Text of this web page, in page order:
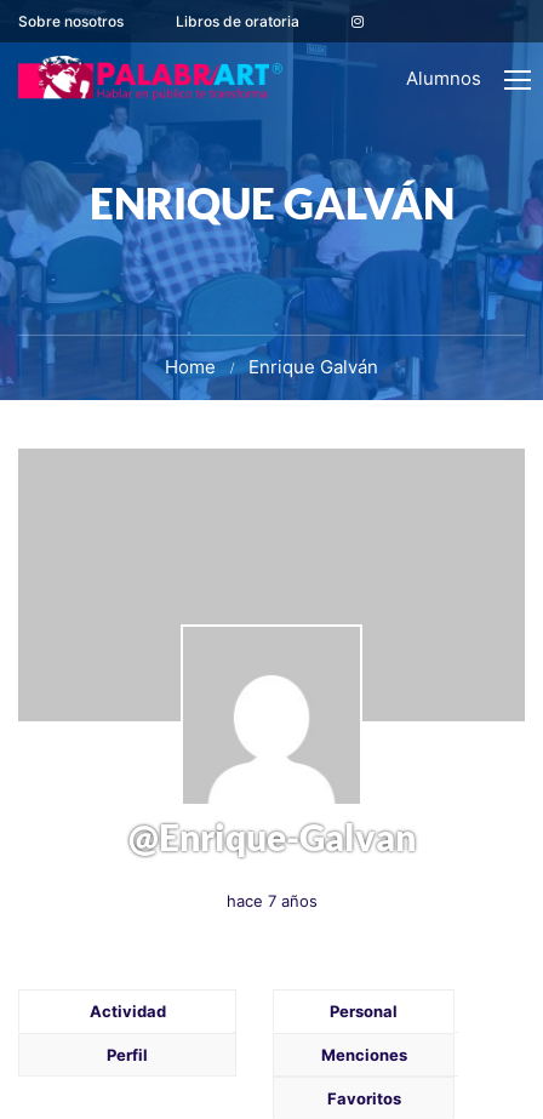
Sobre nosotros Libros de oratoria
Alumnos
ENRIQUE GALVÁN
Home Enrique Galván
@enrique-Galvan
hace 7 años
Actividad
Perfil
Personal
Menciones
Favoritos